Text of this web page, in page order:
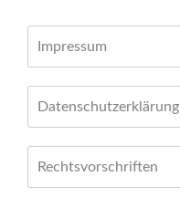
Impressum
Datenschutzerklärung
Rechtsvorschriften